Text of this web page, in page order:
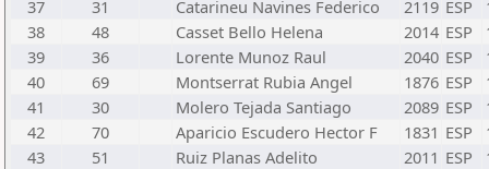
37
31 Catarineu Navines Federico 2119 ESP
38
48 Casset Bello Helena 2014 ESP
39
36 Lorente Munoz Raul 2040 ESP
40
69 Montserrat Rubia Angel 1876 ESP
41
30 Molero Tejada Santiago 2089 ESP
42
70 Aparicio Escudero Hector F 1831 ESP
43
51 Ruiz Planas Adelito 2011 ESP